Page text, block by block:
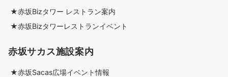
★赤坂Bizタワー レストラン案内
★赤坂Bizタワーレストランイベント
赤坂サカス施設案内
★赤坂Sacas広場イベント情報